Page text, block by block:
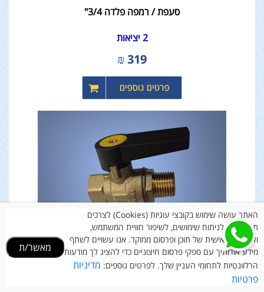
סעפת / רמפה פלדה 3/4"
2 יציאות
319
₪
ברז כדורי לגז 3/4" NPT - זכר X נקבה
האתר עושה שימוש בקובצי עוגיות (Cookies) לצרכים
תפעוליים, לניתוח שימושים, לשיפור חוויית המשתמש,
ולהתאמה אישית של תוכן ופרסום ממוקד. אנו עשויים לשתף
מידע אודותיך עם ספקי פרסום חיצוניים כדי להציג לך מודעות
הרלוונטיות לתחומי העניין שלך. לפרטים נוספים: מדיניות
פרטיות
מאשר/ת